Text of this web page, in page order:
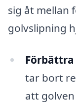
sig åt mellan
golvslipning
Förbättra
tar bort
att